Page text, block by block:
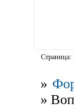
Страница:
»
»